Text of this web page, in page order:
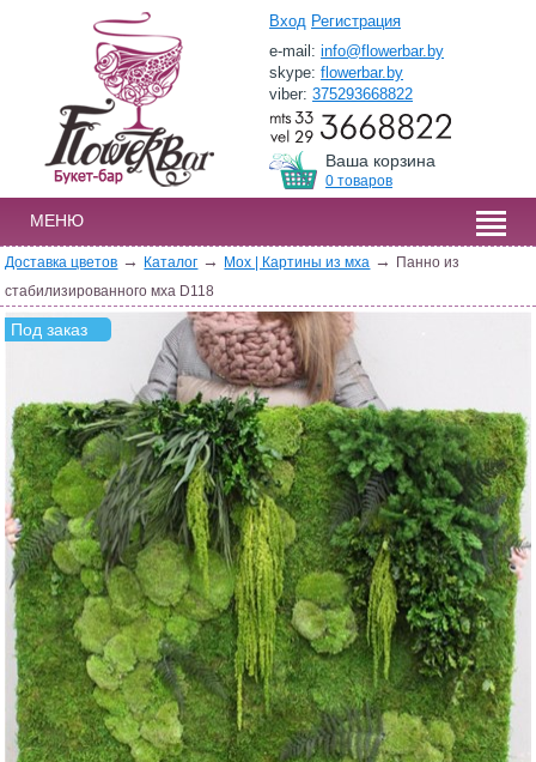
Вход Регистрация
e-mail:info@flowerbar.by
skype:flowerbar.by
viber:375293668822
Ваша корзина
0 товаров
МЕНЮ
Доставка цветов → Каталог → Мох | Картины из мха →
Панно из
стабилизированного мха D118
Под заказ